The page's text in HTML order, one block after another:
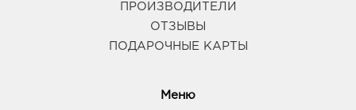
ПРОИЗВОДИТЕЛИ
ОТЗЫВЫ
ПОДАРОЧНЫЕ КАРТЫ
Меню